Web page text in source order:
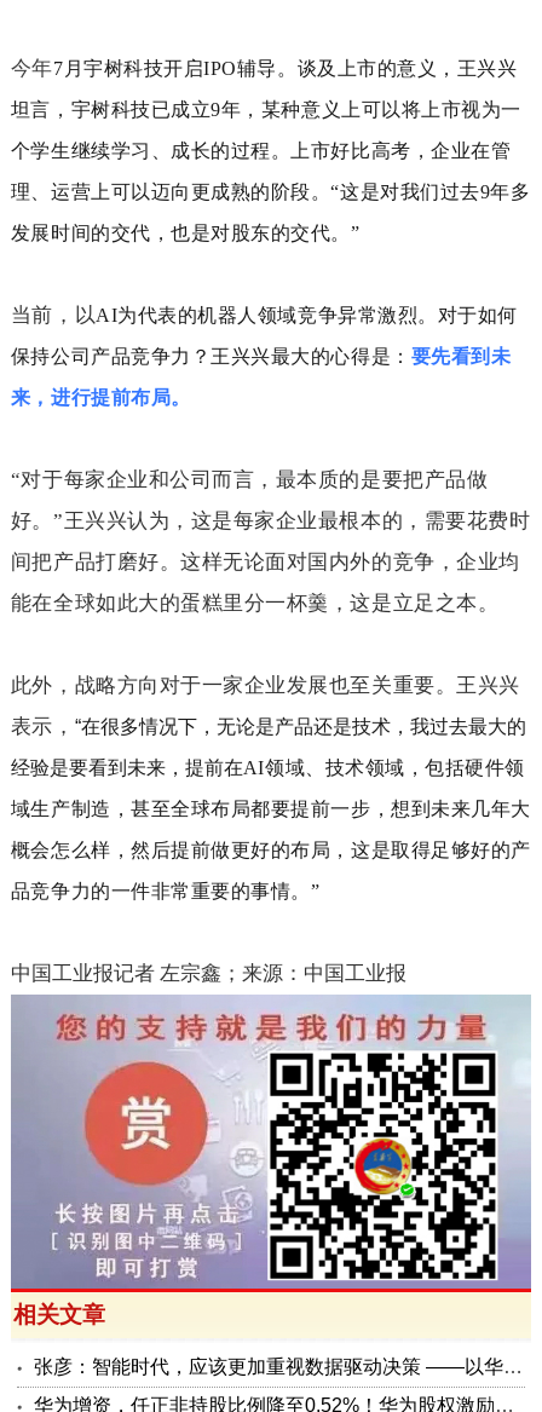
今年7 月宇树科技开启IPO辅导。谈及上市的意义，王兴兴
坦言，宇树科技已成立9年，某种意义上可以将上市视为一
个学生继续学习、成长的过程。上市好比高考，企业在管
理、运营上可以迈向更成熟的阶段。“这是对我们过去9年多
发展时间的交代，也是对股东的交代。”
当前，以AI为代表的机器人领域竞争异常激烈。对于如何
保持公司产品竞争力？王兴兴最大的心得是： 要先看到未
来，进行提前布局。
“对于每家企业和公司而言，最本质的是要把产品做
好。”王兴兴认为，这是每家企业最根本的，需要花费时
间把产品打磨好。这样无论面对国内外的竞争，企业均
能在全球如此大的蛋糕里分一杯羹，这是立足之本。
此外，战略方向对于一家企业发展也至关重要。王兴兴
表示， “在很多情况下，无论是产品还是技术，我过去最大的
经验是要看到未来，提前在AI领域、技术领域，包括硬件领
域生产制造，甚至全球布局都要提前一步，想到未来几年大
概会怎么样，然后提前做更好的布局，这是取得足够好的产
品竞争力的一件非常重要的事情。”
中国工业报记者 左宗鑫；来源：中国工业报
相关文章
张彦：智能时代，应该更加重视数据驱动决策 ——以华为公司为例
华为增资，任正非持股比例降至0.52%！华为股权激励的奥秘在哪里？